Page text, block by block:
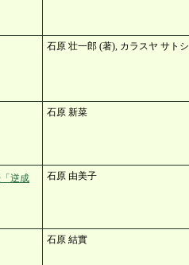
石原 壮一郎 (著), カラスヤ サトシ
石原 新菜
逆成
石原 由美子
石原 結實